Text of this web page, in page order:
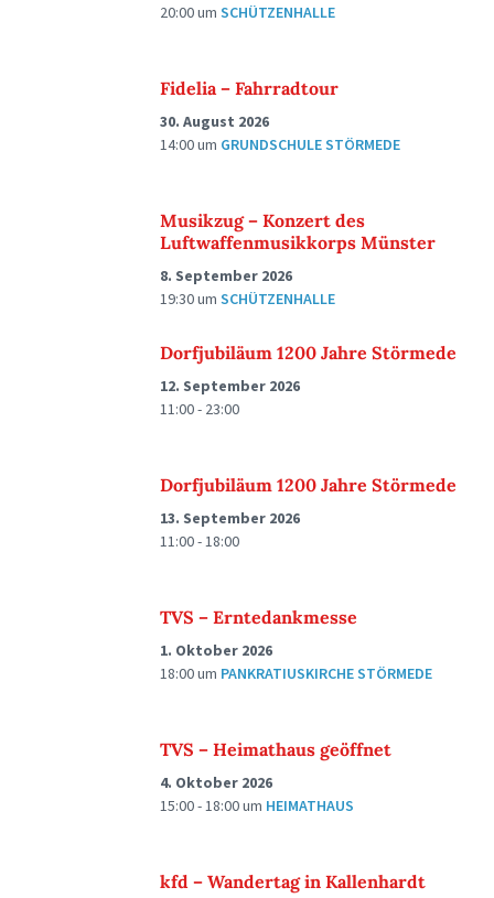
20:00um SCHÜTZENHALLE
Fidelia – Fahrradtour
30. August 2026
14:00um GRUNDSCHULE STÖRMEDE
Musikzug – Konzert des
Luftwaffenmusikkorps Münster
8. September 2026
19:30um SCHÜTZENHALLE
Dorfjubiläum 1200 Jahre Störmede
12. September 2026
11:00 - 23:00
Dorfjubiläum 1200 Jahre Störmede
13. September 2026
11:00 - 18:00
TVS – Erntedankmesse
1. Oktober 2026
18:00um PANKRATIUSKIRCHE STÖRMEDE
TVS – Heimathaus geöffnet
4. Oktober 2026
15:00 - 18:00um HEIMATHAUS
kfd – Wandertag in Kallenhardt